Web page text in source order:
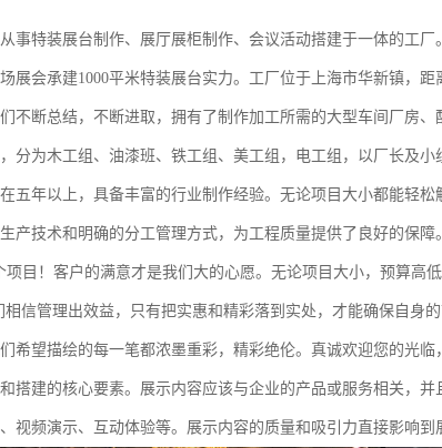
从事特装展台制作、展厅展柜制作、会议活动搭建于一体的工
展会承建1000平米特装展台实力。工厂位于上海市华新镇，
不断总结，不断进取，拥有了制作加工所需的大型车间厂房
分为木工组、油漆班、铁工组、美工组，电工组，以厂长及
五年以上，具备丰富的行业制作经验。无论项目大小都能轻
产技术和明确的分工管理方式，为工程质量提供了良好的保障
项目！客户的满意才是我们大的心愿。无论项目大小，预算高
信管理出效益，只有把实惠和精彩落到实处，才能确保自身
希望描绘的每一笔都浓墨重彩，精彩绝伦。真诚欢迎您的光临
搭建的核心要素。展示内容应该与企业的产品或服务相关，
视频演示、互动体验等。展示内容的质量和吸引力直接影响到